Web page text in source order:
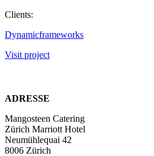
Clients:
Dynamicframeworks
Visit project
ADRESSE
Mangosteen Catering
Zürich Marriott Hotel
Neumühlequai 42
8006 Zürich